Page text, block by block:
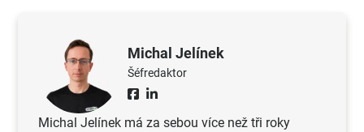
Michal Jelínek
Šéfredaktor
Michal Jelínek má za sebou více než tři roky